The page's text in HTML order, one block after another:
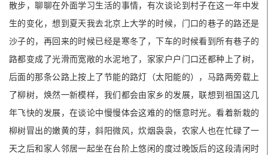
散步，聊聊在外面学习生活的事情，有次谈论到村子在这一年中发
生的变化，想到夏天我去北京上大学的时候，门口的巷子的路还是
沙子的，再回来的时候已经是寒冬了，下车的时候看到所有巷子的
路都变成了光滑而宽敞的水泥地了，家家户户门口还都种上了树，
后面的那条公路上按上了节能的路灯（太阳能的），马路两旁载上
了柳树，焕然一新模样，我们都会由家乡的发展，联想到祖国这几
年飞快的发展，在谈论中慢慢体会这难的的惬意时光。看着新栽的
柳树冒出的嫩黄的芽，斜阳微风，炊烟袅袅，农家人也在忙碌了一
天之后和家人邻居一起坐在台阶上悠闲的度过晚饭后的这段清闲时